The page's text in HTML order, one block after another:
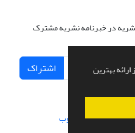
بهترین
در خبرنامه نشریه مشترک
اشتراک
پیاده سازی از سیناوب